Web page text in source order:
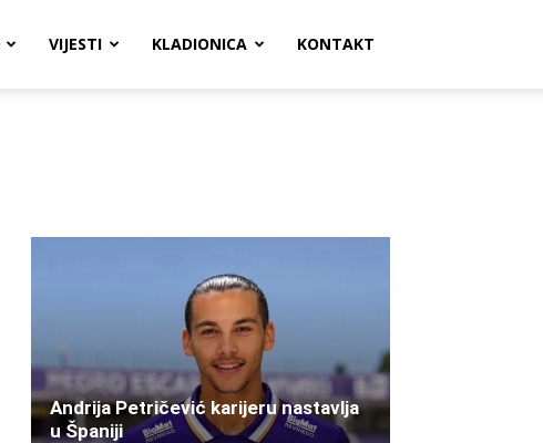
VIJESTI KLADIONICA KONTAKT
Andrija Petričević karijeru nastavlja
u Španiji